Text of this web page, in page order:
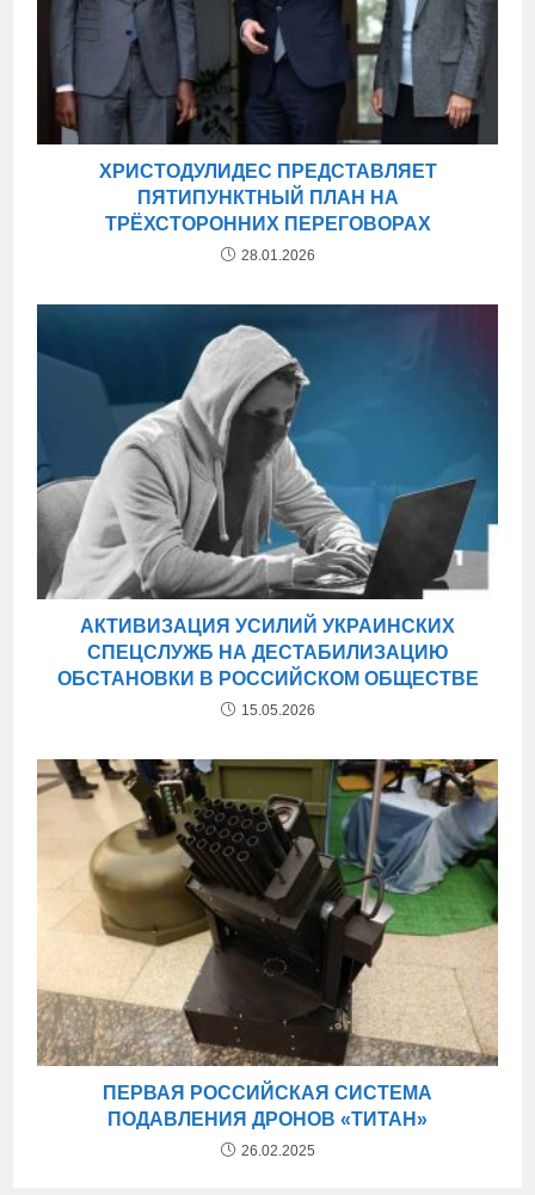
ХРИСТОДУЛИДЕС ПРЕДСТАВЛЯЕТ
ПЯТИПУНКТНЫЙ ПЛАН НА
ТРЁХСТОРОННИХ ПЕРЕГОВОРАХ
28.01.2026
АКТИВИЗАЦИЯ УСИЛИЙ УКРАИНСКИХ
СПЕЦСЛУЖБ НА ДЕСТАБИЛИЗАЦИЮ
ОБСТАНОВКИ В РОССИЙСКОМ ОБЩЕСТВЕ
15.05.2026
ПЕРВАЯ РОССИЙСКАЯ СИСТЕМА
ПОДАВЛЕНИЯ ДРОНОВ «ТИТАН»
26.02.2025